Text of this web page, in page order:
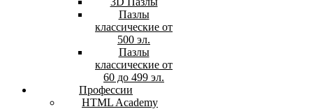
Пазлы
классические от
500 эл.
Пазлы
классические от
60 до 499 эл.
Профессии
HTML Academy